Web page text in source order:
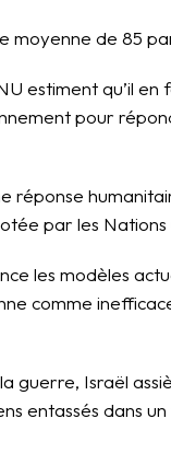
moyenne de 85
estiment qu’il en
pour
réponse
par les Nations
les modèles
comme
guerre, Israël
entassés dans